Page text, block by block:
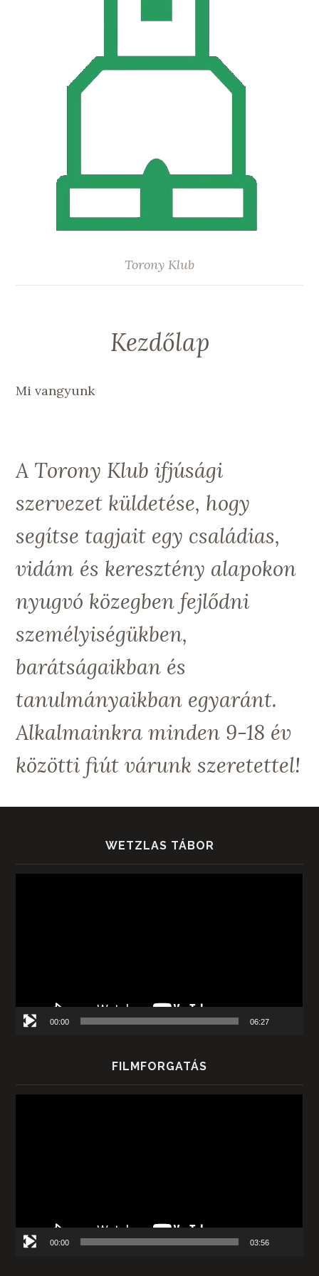
Torony Klub
Kezdőlap
Mi vangyunk
A Torony Klub ifjúsági
szervezet küldetése, hogy
segítse tagjait egy családias,
vidám és keresztény alapokon
nyugvó közegben fejlődni
személyiségükben,
barátságaikban és
tanulmányaikban egyaránt.
Alkalmainkra minden 9-18 év
közötti fiút várunk szeretettel!
WETZLAS TÁBOR
00:00 06:27
FILMFORGATÁS
00:00 03:56